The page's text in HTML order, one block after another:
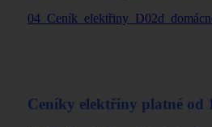
Ceníky elektřiny platné od